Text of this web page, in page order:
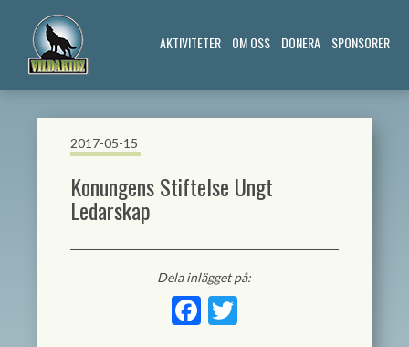
AKTIVITETER OM OSS DONERA SPONSORER
2017-05-15
Konungens Stiftelse Ungt
Ledarskap
Dela inlägget på:
Facebook
Twitter